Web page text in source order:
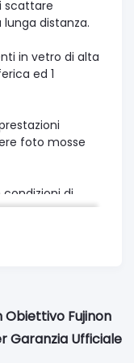
scattare
distanza.
in vetro di alta
ed 1
foto mosse
di
zoom. Fujinon
Garanzia Ufficiale